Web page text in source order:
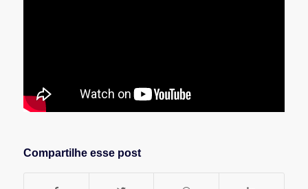
Compartilhe esse post